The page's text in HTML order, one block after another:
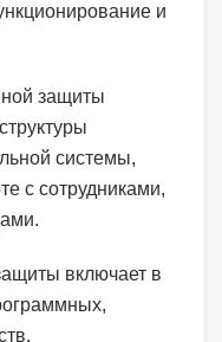
и
защиты
системы,
с сотрудниками,
включает в